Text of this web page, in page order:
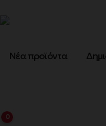
Νέα προϊόντα
0